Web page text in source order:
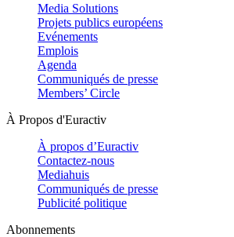
Media Solutions
Projets publics européens
Evénements
Emplois
Agenda
Communiqués de presse
Members’ Circle
À Propos d'Euractiv
À propos d’Euractiv
Contactez-nous
Mediahuis
Communiqués de presse
Publicité politique
Abonnements